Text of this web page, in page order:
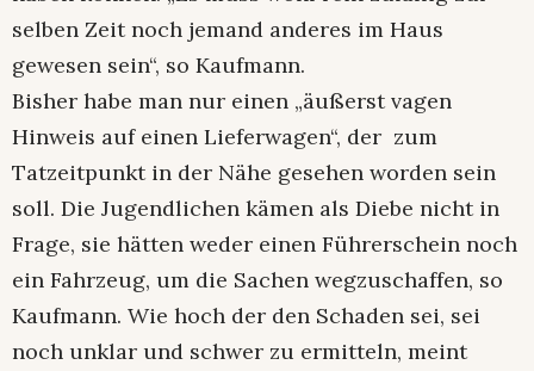
selben Zeit noch jemand anderes im Haus
gewesen sein“, so Kaufmann.
Bisher habe man nur einen „äußerst vagen
Hinweis auf einen Lieferwagen“, der zum
Tatzeitpunkt in der Nähe gesehen worden sein
soll. Die Jugendlichen kämen als Diebe nicht in
Frage, sie hätten weder einen Führerschein noch
ein Fahrzeug, um die Sachen wegzuschaffen, so
Kaufmann. Wie hoch der den Schaden sei, sei
noch unklar und schwer zu ermitteln, meint